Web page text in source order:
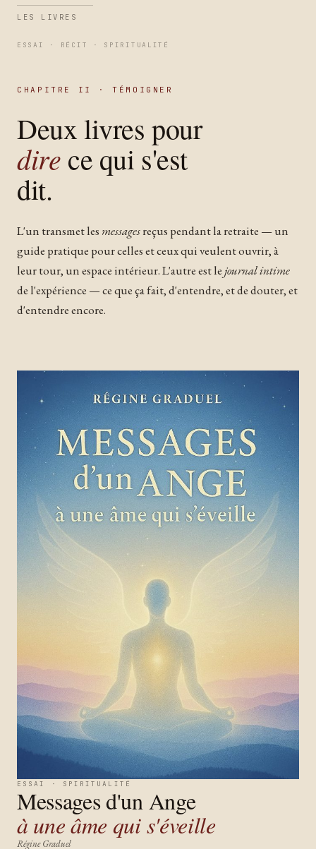
LES LIVRES
ESSAI · RÉCIT · SPIRITUALITÉ
CHAPITRE II · TÉMOIGNER
Deux livres pour
dire ce qui s'est
dit.
L'un transmet les messagesreçus pendant la retraite — un
guide pratique pour celles et ceux qui veulent ouvrir, à
leur tour, un espace intérieur. L'autre est le journal intime
de l'expérience — ce que ça fait, d'entendre, et de douter, et
d'entendre encore.
ESSAI · SPIRITUALITÉ
Messages d'un Ange
à une âme qui s'éveille
Régine Graduel